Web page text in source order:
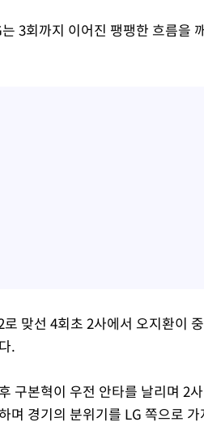
3회까지 이어진 팽팽한 흐름을
로 맞선 4회초 2사에서 오지환이
.
구본혁이 우전 안타를 날리며 2
며 경기의 분위기를 LG 쪽으로